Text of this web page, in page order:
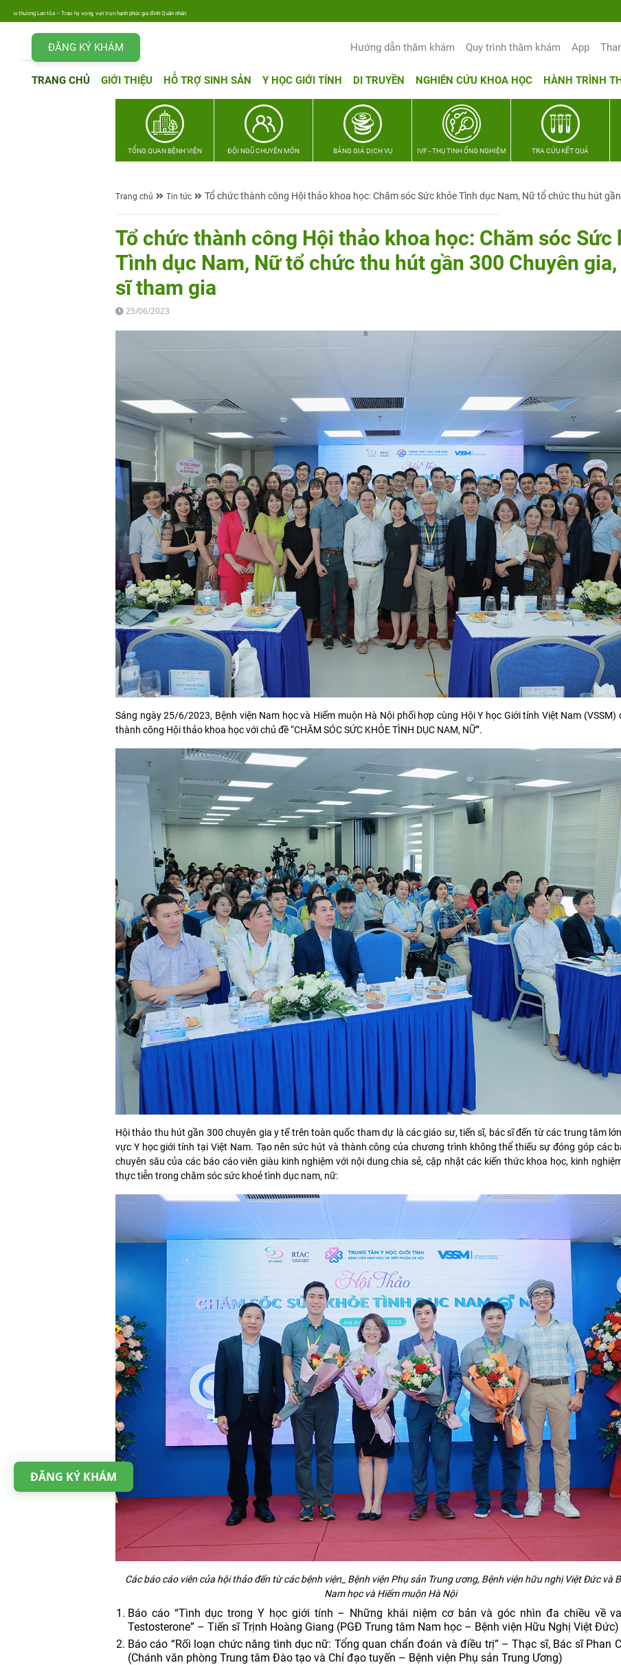
Trao hy vọng, vun trọn hạnh phúc gia đình Quân nhân
ĐĂNG KÝ KHÁM Hướng dẫn thăm khám Quy trình thăm khám App
TRANG CHỦ GIỚI THIỆU HỖ TRỢ SINH SẢN Y HỌC GIỚI TÍNH DI TRUYỀN NGHIÊN CỨU KHOA HỌC HÀNH TRÌNH
TỔNG QUAN BỆNH VIỆN ĐỘI NGŨ CHUYÊN MÔN BẢNG GIÁ DỊCH VỤ IVF - THỤ TINH ỐNG NGHIỆM TRA CỨU KẾT QUẢ
Trang chủ Tin tức Tổ chức thành công Hội thảo khoa học: Chăm sóc Sức khỏe Tình dục Nam, Nữ tổ chức thu hút
Tổ chức thành công Hội thảo khoa học: Chăm sóc Sức
Tình dục Nam, Nữ tổ chức thu hút gần 300 Chuyên gia,
sĩ tham gia
25/06/2023
Sáng ngày 25/6/2023, Bệnh viện Nam học và Hiếm muộn Hà Nội phối hợp cùng Hội Y học Giới tính Việt Nam (VSSM)
thành công Hội thảo khoa học với chủ đề “CHĂM SÓC SỨC KHỎE TÌNH DỤC NAM, NỮ”.
Hội thảo thu hút gần 300 chuyên gia y tế trên toàn quốc tham dự là các giáo sư, tiến sĩ, bác sĩ đến từ các trung tâm
vực Y học giới tính tại Việt Nam. Tạo nên sức hút và thành công của chương trình không thể thiếu sự đóng góp các
chuyên sâu của các báo cáo viên giàu kinh nghiệm với nội dung chia sẻ, cập nhật các kiến thức khoa học, kinh
thực tiễn trong chăm sóc sức khoẻ tình dục nam, nữ:
Các báo cáo viên của hội thảo đến từ các bệnh viện_ Bệnh viện Phụ sản Trung ương, Bệnh viện hữu nghị Việt Đức và
Nam học và Hiếm muộn Hà Nội
Báo cáo “Tình dục trong Y học giới tính – Những khái niệm cơ bản và góc nhìn đa chiều về
Testosterone” – Tiến sĩ Trịnh Hoàng Giang (PGĐ Trung tâm Nam học – Bệnh viện Hữu Nghị Việt Đức)
Báo cáo “Rối loạn chức năng tình dục nữ: Tổng quan chẩn đoán và điều trị” – Thạc sĩ, Bác sĩ Phan
(Chánh văn phòng Trung tâm Đào tạo và Chỉ đạo tuyến – Bệnh viện Phụ sản Trung Ương)
ĐĂNG KÝ KHÁM